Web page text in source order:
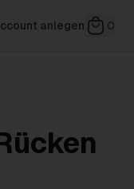
anlegen 0